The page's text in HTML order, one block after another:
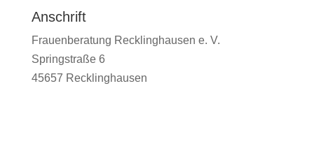
Anschrift
Frauenberatung Recklinghausen e. V.
Springstraße 6
45657 Recklinghausen